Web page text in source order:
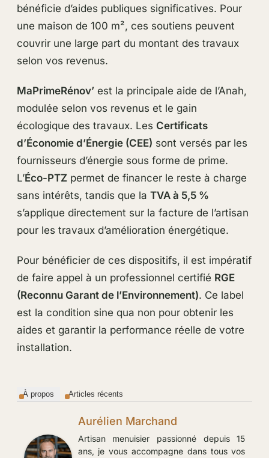
bénéficie d’aides publiques significatives. Pour
une maison de 100 m², ces soutiens peuvent
couvrir une large part du montant des travaux
selon vos revenus.
MaPrimeRénov’ est la principale aide de l’Anah,
modulée selon vos revenus et le gain
écologique des travaux. Les Certificats
d’Économie d’Énergie (CEE) sont versés par les
fournisseurs d’énergie sous forme de prime.
L’Éco-PTZpermet de financer le reste à charge
sans intérêts, tandis que la TVA à 5,5 %
s’applique directement sur la facture de l’artisan
pour les travaux d’amélioration énergétique.
Pour bénéficier de ces dispositifs, il est impératif
de faire appel à un professionnel certifié RGE
(Reconnu Garant de l’Environnement). Ce label
est la condition sine qua non pour obtenir les
aides et garantir la performance réelle de votre
installation.
À propos Articles récents
Aurélien Marchand
Artisan menuisier passionné depuis 15
ans, je vous accompagne dans tous vos